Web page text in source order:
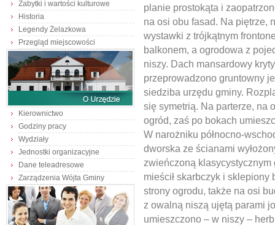
Zabytki i wartości kulturowe
Historia
Legendy Żelazkowa
Przegląd miejscowości
Kierownictwo
Godziny pracy
Wydziały
Jednostki organizacyjne
Dane teleadresowe
Zarządzenia Wójta Gminy
planie prostokąta i
na osi obu fasad. Na piętrze,
wystawki z trójkątnym
balkonem, a ogrodowa z
niszy. Dach mansardowy
przeprowadzono gruntowny
siedziba urzędu gminy.
się symetrią. Na parterze, na
ogród, zaś po bokach
W narożniku północno-
dworska ze ścianami
zwieńczoną
mieścił skarbczyk i sklepiony
strony ogrodu, także na osi
z owalną niszą ujętą parami
umieszczono – w niszy –